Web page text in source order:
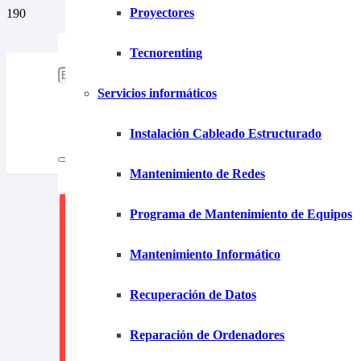
653 15 87 39
925 280 355
Proyectores
Tecnorenting
Servicios informáticos
Instalación Cableado Estructurado
Mantenimiento de Redes
Programa de Mantenimiento de Equipos
Mantenimiento Informático
Recuperación de Datos
Reparación de Ordenadores